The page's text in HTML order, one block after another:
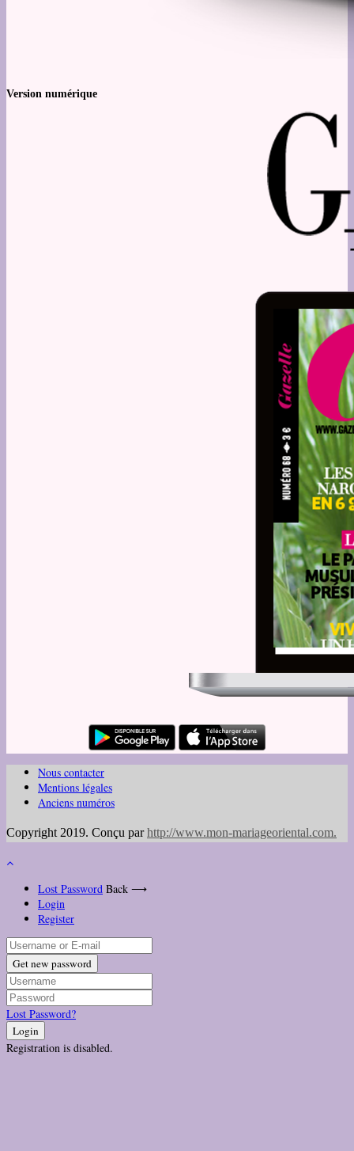
Version numérique
Nous contacter
Mentions légales
Anciens numéros
Copyright 2019. Conçu parhttp://www.mon-mariageoriental.com.
Lost Password Back ⟶
Login
Register
Get new password
Lost Password?
Login
Registration is disabled.